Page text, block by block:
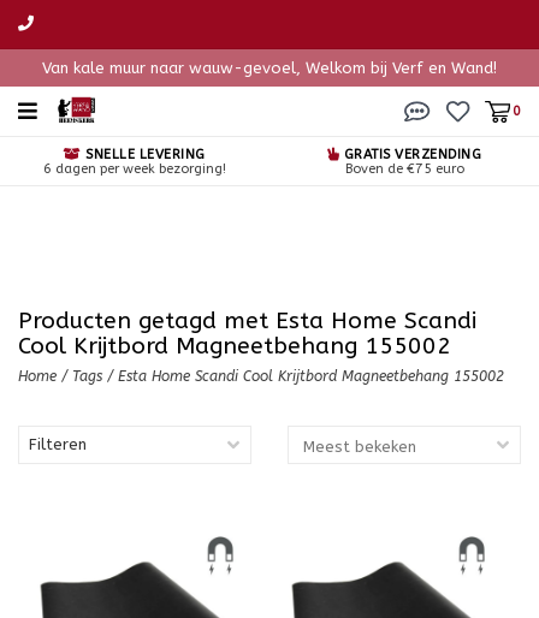
Van kale muur naar wauw-gevoel, Welkom bij Verf en Wand!
0
SNELLE LEVERING
6 dagen per week bezorging!
GRATIS VERZENDING
Boven de €75 euro
Producten getagd met Esta Home Scandi
Cool Krijtbord Magneetbehang 155002
Home / Tags / Esta Home Scandi Cool Krijtbord Magneetbehang 155002
Filteren